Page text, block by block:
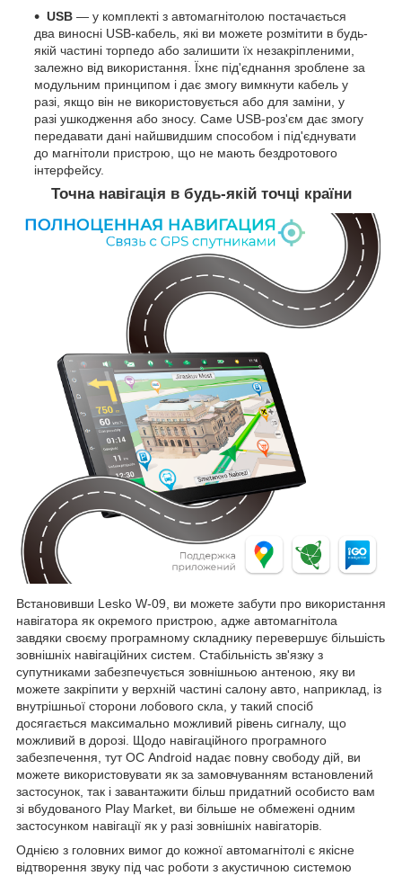
USB — у комплекті з автомагнітолою постачається
два виносні USB-кабель, які ви можете розмітити в будь-
якій частині торпедо або залишити їх незакріпленими,
залежно від використання. Їхнє під'єднання зроблене за
модульним принципом і дає змогу вимкнути кабель у
разі, якщо він не використовується або для заміни, у
разі ушкодження або зносу. Саме USB-роз'єм дає змогу
передавати дані найшвидшим способом і під'єднувати
до магнітоли пристрою, що не мають бездротового
інтерфейсу.
Точна навігація в будь-якій точці країни
Встановивши Lesko W-09, ви можете забути про використання
навігатора як окремого пристрою, адже автомагнітола
завдяки своєму програмному складнику перевершує більшість
зовнішніх навігаційних систем. Стабільність зв'язку з
супутниками забезпечується зовнішньою антеною, яку ви
можете закріпити у верхній частині салону авто, наприклад, із
внутрішньої сторони лобового скла, у такий спосіб
досягається максимально можливий рівень сигналу, що
можливий в дорозі. Щодо навігаційного програмного
забезпечення, тут ОС Android надає повну свободу дій, ви
можете використовувати як за замовчуванням встановлений
застосунок, так і завантажити більш придатний особисто вам
зі вбудованого Play Market, ви більше не обмежені одним
застосунком навігації як у разі зовнішніх навігаторів.
Однією з головних вимог до кожної автомагнітолі є якісне
відтворення звуку під час роботи з акустичною системою